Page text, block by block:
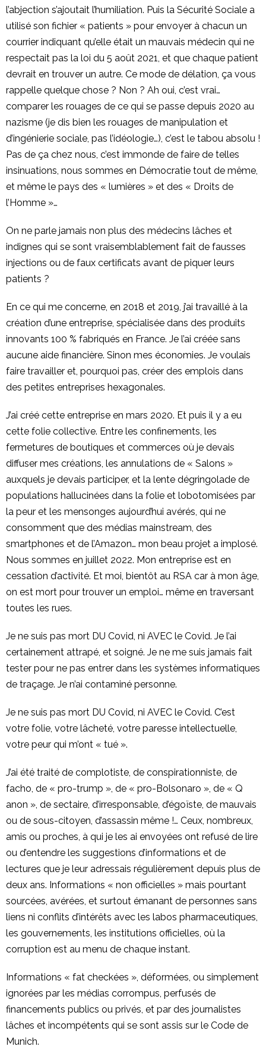
l’abjection s’ajoutait l’humiliation. Puis la Sécurité Sociale a
utilisé son fichier « patients » pour envoyer à chacun un
courrier indiquant qu’elle était un mauvais médecin qui ne
respectait pas la loi du 5 août 2021, et que chaque patient
devrait en trouver un autre. Ce mode de délation, ça vous
rappelle quelque chose ? Non ? Ah oui, c’est vrai…
comparer les rouages de ce qui se passe depuis 2020 au
nazisme (je dis bien les rouages de manipulation et
d’ingénierie sociale, pas l’idéologie…), c’est le tabou absolu !
Pas de ça chez nous, c’est immonde de faire de telles
insinuations, nous sommes en Démocratie tout de même,
et même le pays des « lumières » et des « Droits de
l’Homme »…
On ne parle jamais non plus des médecins lâches et
indignes qui se sont vraisemblablement fait de fausses
injections ou de faux certificats avant de piquer leurs
patients ?
En ce qui me concerne, en 2018 et 2019, j’ai travaillé à la
création d’une entreprise, spécialisée dans des produits
innovants 100 % fabriqués en France. Je l’ai créée sans
aucune aide financière. Sinon mes économies. Je voulais
faire travailler et, pourquoi pas, créer des emplois dans
des petites entreprises hexagonales.
J’ai créé cette entreprise en mars 2020. Et puis il y a eu
cette folie collective. Entre les confinements, les
fermetures de boutiques et commerces où je devais
diffuser mes créations, les annulations de « Salons »
auxquels je devais participer, et la lente dégringolade de
populations hallucinées dans la folie et lobotomisées par
la peur et les mensonges aujourd’hui avérés, qui ne
consomment que des médias mainstream, des
smartphones et de l’Amazon… mon beau projet a implosé.
Nous sommes en juillet 2022. Mon entreprise est en
cessation d’activité. Et moi, bientôt au RSA car à mon âge,
on est mort pour trouver un emploi… même en traversant
toutes les rues.
Je ne suis pas mort DU Covid, ni AVEC le Covid. Je l’ai
certainement attrapé, et soigné. Je ne me suis jamais fait
tester pour ne pas entrer dans les systèmes informatiques
de traçage. Je n’ai contaminé personne.
Je ne suis pas mort DU Covid, ni AVEC le Covid. C’est
votre folie, votre lâcheté, votre paresse intellectuelle,
votre peur qui m’ont « tué ».
J’ai été traité de complotiste, de conspirationniste, de
facho, de « pro-trump », de « pro-Bolsonaro », de « Q
anon », de sectaire, d’irresponsable, d’égoïste, de mauvais
ou de sous-citoyen, d’assassin même !… Ceux, nombreux,
amis ou proches, à qui je les ai envoyées ont refusé de lire
ou d’entendre les suggestions d’informations et de
lectures que je leur adressais régulièrement depuis plus de
deux ans. Informations « non officielles » mais pourtant
sourcées, avérées, et surtout émanant de personnes sans
liens ni conflits d’intérêts avec les labos pharmaceutiques,
les gouvernements, les institutions officielles, où la
corruption est au menu de chaque instant.
Informations « fat checkées », déformées, ou simplement
ignorées par les médias corrompus, perfusés de
financements publics ou privés, et par des journalistes
lâches et incompétents qui se sont assis sur le Code de
Munich.